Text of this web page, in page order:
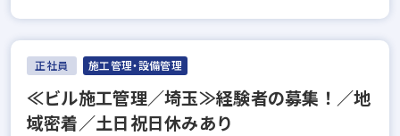
正社員 施工管理・設備管理
≪ビル施工管理／埼玉≫経験者の募集！／地
域密着／土日祝日休みあり